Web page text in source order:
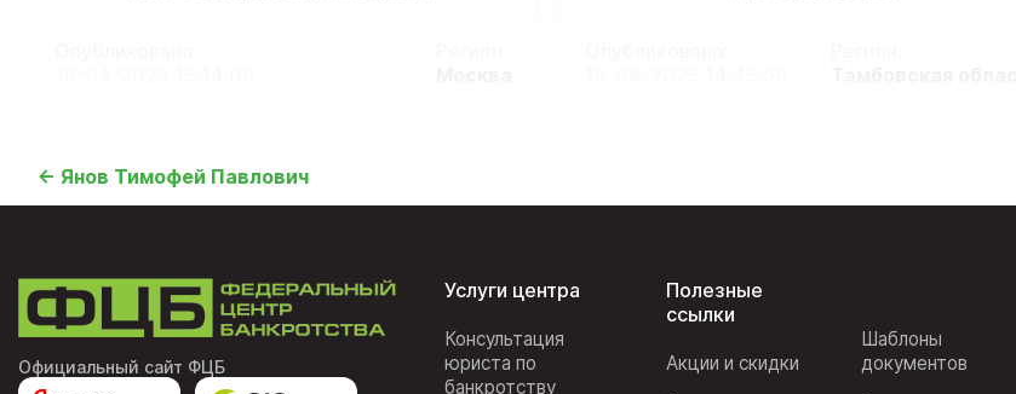
← Янов Тимофей Павлович
Официальный сайт ФЦБ
Услуги центра
Консультация
юриста по
банкротству
Полезные
ссылки
Акции и скидки
Шаблоны
документов